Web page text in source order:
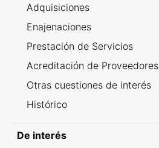
Adquisiciones
Enajenaciones
Prestación de Servicios
Acreditación de Proveedores
Otras cuestiones de interés
Histórico
De interés